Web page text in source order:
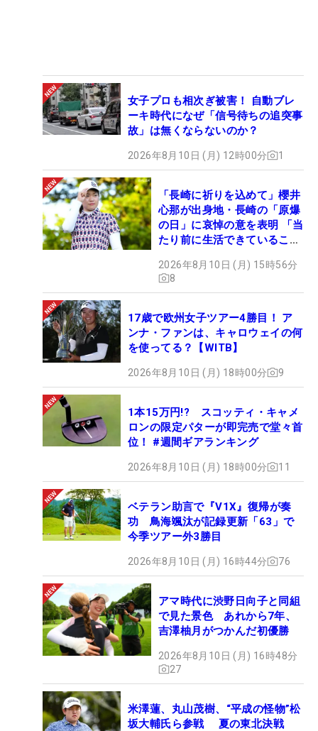
女子プロも相次ぎ被害！ 自動ブレ
ーキ時代になぜ「信号待ちの追突事
故」は無くならないのか？
2026年8月10日 (月) 12時00分 1
「長崎に祈りを込めて」櫻井
心那が出身地・長崎の「原爆
の日」に哀悼の意を表明 「当
たり前に生活できていること
2026年8月10日 (月) 15時56分
8
17歳で欧州女子ツアー4勝目！ ア
ンナ・ファンは、キャロウェイの何
を使ってる？【WITB】
2026年8月10日 (月) 18時00分 9
1本15万円!? スコッティ・キャメ
ロンの限定パターが即完売で堂々首
位！ #週間ギアランキング
2026年8月10日 (月) 18時00分 11
ベテラン助言で『V1X』復帰が奏
功 鳥海颯汰が記録更新「63」で
今季ツアー外3勝目
2026年8月10日 (月) 16時44分 76
アマ時代に渋野日向子と同組
で見た景色 あれから7年、
吉澤柚月がつかんだ初優勝
2026年8月10日 (月) 16時48分
27
米澤蓮、丸山茂樹、“平成の怪物”松
坂大輔氏ら参戦 夏の東北決戦